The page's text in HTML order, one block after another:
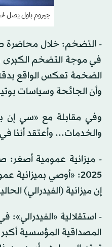
جيروم باول يصل
في موجة التضخم الكبرى
الضخمة تعكس الواقع
وأن الجائحة وسياسات
والخدمات... وأعتقد أننا
2025: «أوصي
إن ميزانية (الفيدرالي)
المصداقية المؤسسية